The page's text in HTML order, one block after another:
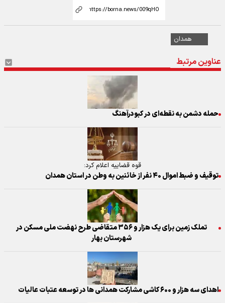
همدان
عناوین مرتبط
حمله دشمن به نقطه‌ای در کبودرآهنگ
قوه قضاییه اعلام کرد:
توقیف و ضبط اموال ۴۰ نفر از خائنین به وطن در استان همدان
تملک زمین برای یک هزار و ۳۵۶ متقاضی طرح نهضت ملی مسکن در
شهرستان بهار
اهدای سه هزار و ۶۰۰ کاشی مشارکت همدانی ها در توسعه عتبات عالیات